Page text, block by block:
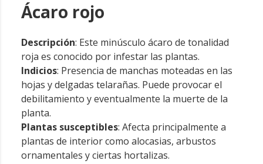
Ácaro rojo
Descripción: Este minúsculo ácaro de tonalidad
roja es conocido por infestar las plantas.
Indicios: Presencia de manchas moteadas en las
hojas y delgadas telarañas. Puede provocar el
debilitamiento y eventualmente la muerte de la
planta.
Plantas susceptibles: Afecta principalmente a
plantas de interior como alocasias, arbustos
ornamentales y ciertas hortalizas.